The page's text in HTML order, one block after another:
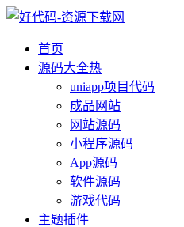
首页
源码大全热
uniapp项目代码
成品网站
网站源码
小程序源码
App源码
软件源码
游戏代码
主题插件